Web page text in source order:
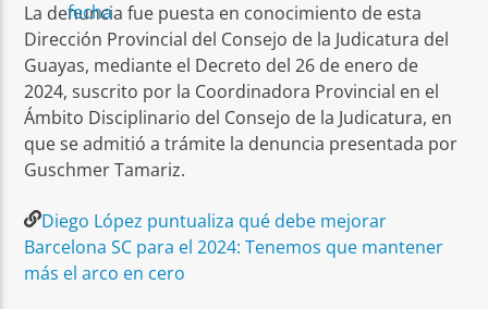
La denuncia fue puesta en conocimiento de esta
Dirección Provincial del Consejo de la Judicatura del
Guayas, mediante el Decreto del 26 de enero de
2024, suscrito por la Coordinadora Provincial en el
Ámbito Disciplinario del Consejo de la Judicatura, en
que se admitió a trámite la denuncia presentada por
Guschmer Tamariz.
Diego López puntualiza qué debe mejorar
Barcelona SC para el 2024: Tenemos que mantener
más el arco en cero